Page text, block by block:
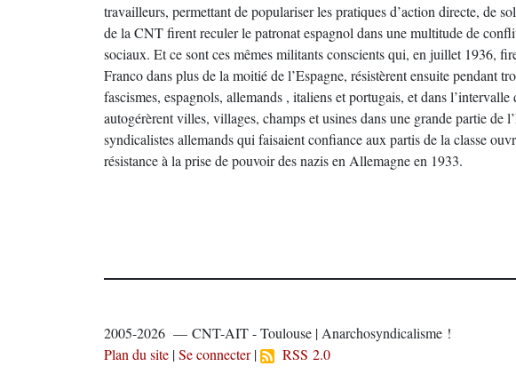
travailleurs, permettant de populariser les pratiques d’action directe, de
de la CNT firent reculer le patronat espagnol dans une multitude de
sociaux. Et ce sont ces mêmes militants conscients qui, en juillet 1936,
Franco dans plus de la moitié de l’Espagne, résistèrent ensuite pendant
fascismes, espagnols, allemands , italiens et portugais, et dans
autogérèrent villes, villages, champs et usines dans une grande partie de
syndicalistes allemands qui faisaient confiance aux partis de la classe
résistance à la prise de pouvoir des nazis en Allemagne en 1933.
2005-2026 — CNT-AIT - Toulouse | Anarchosyndicalisme !
Plan du site |Se connecter| RSS 2.0